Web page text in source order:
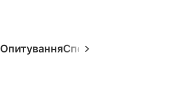
ОпитуванняСпецпроєкти